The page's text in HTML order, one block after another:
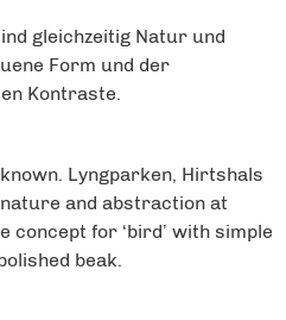
gleichzeitig Natur und
Form und der
Kontraste.
Lyngparken, Hirtshals
and abstraction at
concept for ‘bird’ with simple
beak.